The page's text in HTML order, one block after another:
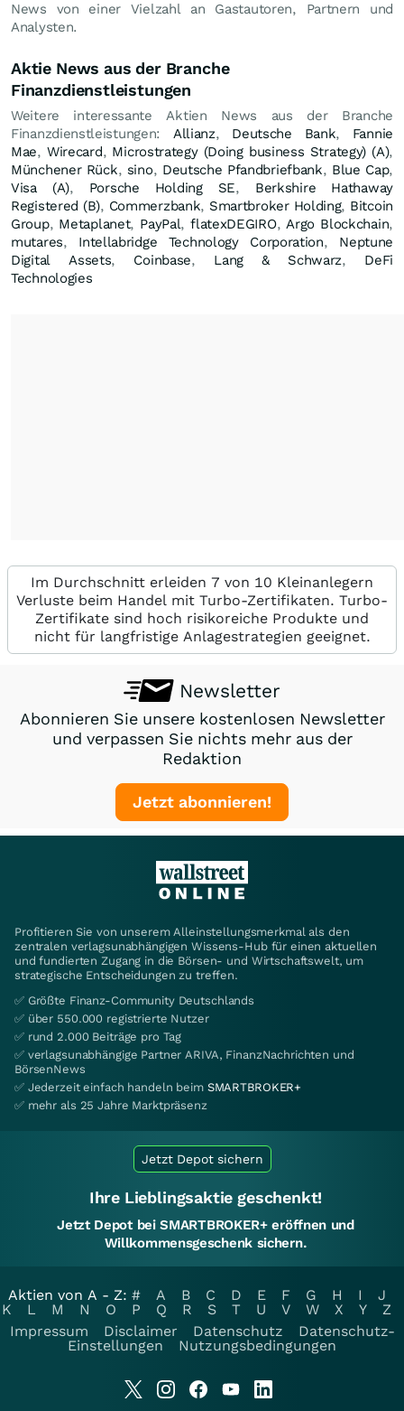
News von einer Vielzahl an Gastautoren, Partnern und
Analysten.
Aktie News aus der Branche
Finanzdienstleistungen
Weitere interessante Aktien News aus der Branche
Finanzdienstleistungen: Allianz, Deutsche Bank, Fannie
Mae, Wirecard, Microstrategy (Doing business Strategy) (A),
Münchener Rück, sino, Deutsche Pfandbriefbank, Blue Cap,
Visa (A), Porsche Holding SE, Berkshire Hathaway
Registered (B), Commerzbank, Smartbroker Holding, Bitcoin
Group, Metaplanet, PayPal,flatexDEGIRO,Argo Blockchain,
mutares, Intellabridge Technology Corporation, Neptune
Digital Assets, Coinbase, Lang & Schwarz, DeFi
Technologies
Im Durchschnitt erleiden 7 von 10 Kleinanlegern
Verluste beim Handel mit Turbo-Zertifikaten. Turbo-
Zertifikate sind hoch risikoreiche Produkte und
nicht für langfristige Anlagestrategien geeignet.
Newsletter
Abonnieren Sie unsere kostenlosen Newsletter
und verpassen Sie nichts mehr aus der
Redaktion
Jetzt abonnieren!
Profitieren Sie von unserem Alleinstellungsmerkmal als den
zentralen verlagsunabhängigen Wissens-Hub für einen aktuellen
und fundierten Zugang in die Börsen- und Wirtschaftswelt, um
strategische Entscheidungen zu treffen.
✅ Größte Finanz-Community Deutschlands
✅ über 550.000 registrierte Nutzer
✅ rund 2.000 Beiträge pro Tag
✅ verlagsunabhängige Partner ARIVA, FinanzNachrichten und
BörsenNews
✅ Jederzeit einfach handeln beim SMARTBROKER+
✅ mehr als 25 Jahre Marktpräsenz
Jetzt Depot sichern
Ihre Lieblingsaktie geschenkt!
Jetzt Depot bei SMARTBROKER+ eröffnen und
Willkommensgeschenk sichern.
Aktien von A - Z: # A B C D E F G H I
J
K
L M N O P Q R S T U V W X Y
Z
Impressum
Disclaimer Datenschutz
Datenschutz-
Einstellungen
Nutzungsbedingungen